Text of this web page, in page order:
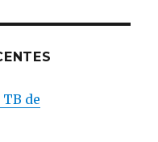
de